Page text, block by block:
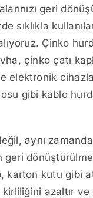
geri
Çinko
çinko çatı
elektronik
gibi kablo
aynı
geri
kutu gibi
azaltır ve